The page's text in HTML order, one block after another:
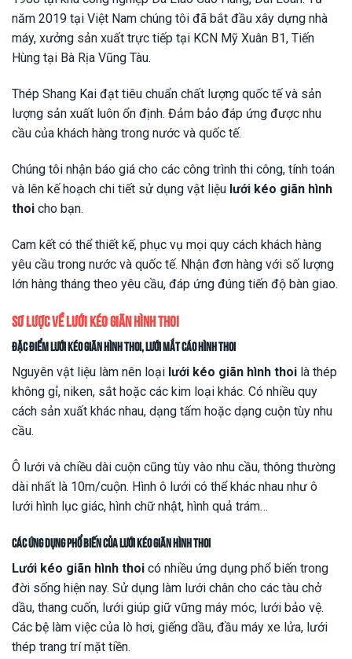
năm 2019 tại Việt Nam chúng tôi đã bắt đầu xây dựng nhà
máy, xưởng sản xuất trực tiếp tại KCN Mỹ Xuân B1, Tiến
Hùng tại Bà Rịa Vũng Tàu.
Thép Shang Kai đạt tiêu chuẩn chất lượng quốc tế và sản
lượng sản xuất luôn ổn định. Đảm bảo đáp ứng được nhu
cầu của khách hàng trong nước và quốc tế.
Chúng tôi nhận báo giá cho các công trình thi công, tính toán
và lên kế hoạch chi tiết sử dụng vật liệu lưới kéo giãn hình
thoi cho bạn.
Cam kết có thể thiết kế, phục vụ mọi quy cách khách hàng
yêu cầu trong nước và quốc tế. Nhận đơn hàng với số lượng
lớn hàng tháng theo yêu cầu, đáp ứng đúng tiến độ bàn giao.
Sơ lược vềlưới kéo giãn hình thoi
Đặc điểmlưới kéo giãn hình thoi, lưới mắt cáo hình thoi
Nguyên vật liệu làm nên loại lưới kéo giãn hình thoi là thép
không gỉ, niken, sắt hoặc các kim loại khác. Có nhiều quy
cách sản xuất khác nhau, dạng tấm hoặc dạng cuộn tùy nhu
cầu.
Ô lưới và chiều dài cuộn cũng tùy vào nhu cầu, thông thường
dài nhất là 10m/cuộn. Hình ô lưới có thể khác nhau như ô
lưới hình lục giác, hình chữ nhật, hình quả trám…
Các ứng dụng phổ biến củalưới kéo giãn hình thoi
Lưới kéo giãn hình thoi có nhiều ứng dụng phổ biến trong
đời sống hiện nay. Sử dụng làm lưới chân cho các tàu chở
dầu, thang cuốn, lưới giúp giữ vững máy móc, lưới bảo vệ.
Các bệ làm việc của lò hơi, giếng dầu, đầu máy xe lửa, lưới
thép trang trí mặt tiền.